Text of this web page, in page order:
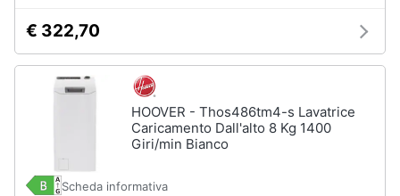
€ 322,70
HOOVER - Thos486tm4-s Lavatrice
Caricamento Dall'alto 8 Kg 1400
Giri/min Bianco
Scheda informativa